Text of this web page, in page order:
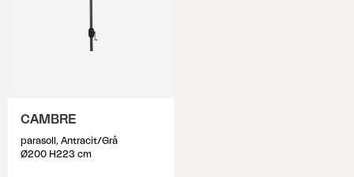
CAMBRE
parasoll, Antracit/Grå
Ø200 H223 cm